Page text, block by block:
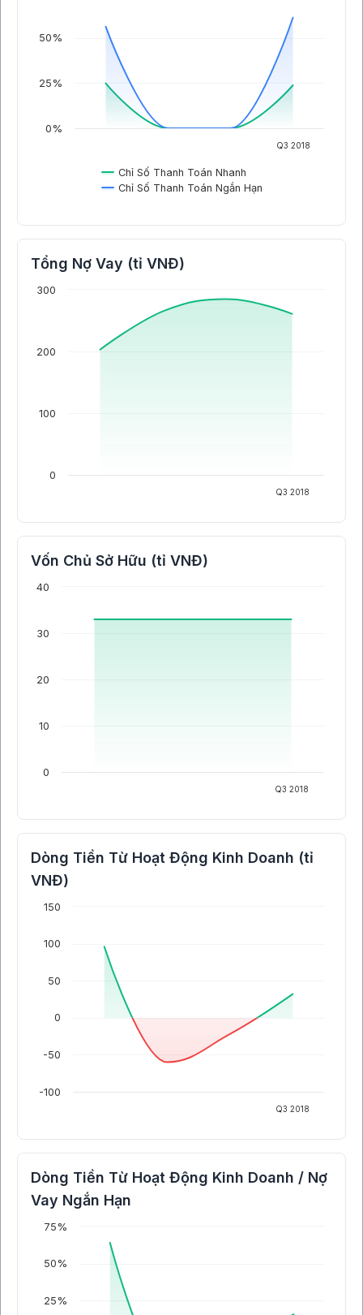
Chỉ Số Thanh Toán Nhanh
Chỉ Số Thanh Toán Ngắn Hạn
Q3 2018
0%
25%
50%
Tổng Nợ Vay (tỉ VNĐ)
Q3 2018
0
100
200
300
Vốn Chủ Sở Hữu (tỉ VNĐ)
Q3 2018
0
10
20
30
40
Dòng Tiền Từ Hoạt Động Kinh Doanh (tỉ
VNĐ)
Q3 2018
-100
-50
0
50
100
150
Dòng Tiền Từ Hoạt Động Kinh Doanh / Nợ
Vay Ngắn Hạn
25%
50%
75%